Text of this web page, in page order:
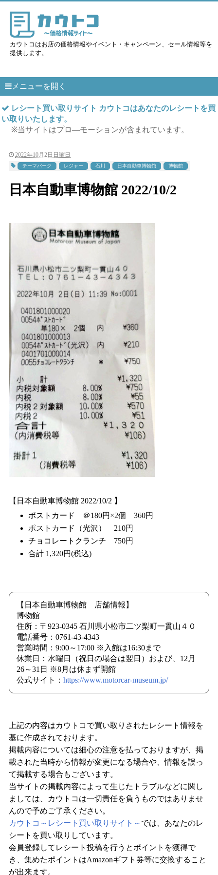
カウトコはお店の価格情報やイベント・キャンペーン、セール情報等を
提供します。
メニューを開く
レシート買い取りサイト カウトコはあなたのレシートを買
い取りいたします。
※当サイトはプロ―モーションが含まれています。
2022年10月2日日曜日
テーマパーク レジャー 石川 日本自動車博物館 博物館
日本自動車博物館 2022/10/2
【日本自動車博物館 2022/10/2 】
ポストカード ＠180円×2個 360円
ポストカード（光沢） 210円
チョコレートクランチ 750円
合計 1,320円(税込)
【日本自動車博物館 店舗情報】
博物館
住所：〒923-0345 石川県小松市二ツ梨町一貫山４０
電話番号：0761-43-4343
営業時間：9:00～17:00 ※入館は16:30まで
休業日：水曜日（祝日の場合は翌日）および、12月
26～31日 ※8月は休まず開館
公式サイト： https://www.motorcar-museum.jp/
上記の内容はカウトコで買い取りされたレシート情報を
基に作成されております。
掲載内容については細心の注意を払っておりますが、掲
載された当時から情報が変更になる場合や、情報を誤っ
て掲載する場合もございます。
当サイトの掲載内容によって生じたトラブルなどに関し
ましては、カウトコは一切責任を負うものではありませ
んので予めご了承ください。
カウトコ～レシート買い取りサイト～ では、あなたのレ
シートを買い取りしています。
会員登録してレシート投稿を行うとポイントを獲得で
き、集めたポイントはAmazonギフト券等に交換すること
が出来ます。